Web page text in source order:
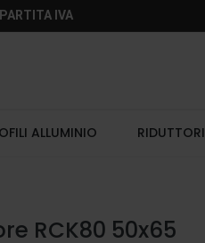
IVA
ALLUMINIO RIDUTTORI
RCK80 50x65